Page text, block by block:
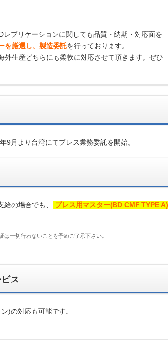
プリケーションに関しても品質・納期・対応面を
を厳選し、製造委託を行っております。
外生産どちらにも柔軟に対応させて頂きます。ぜひ
9月より台湾にてプレス業務委託を開始。
給の場合でも、
プレス用マスター(BD CMF TYPE A)
一切行わないことを予めご了承下さい。
ス
)の対応も可能です。